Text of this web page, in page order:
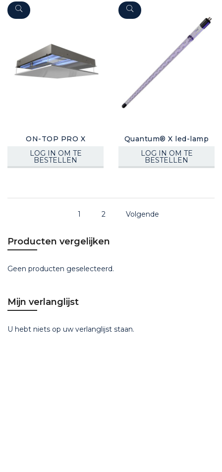
ON-TOP PRO X
LOG IN OM TE
BESTELLEN
Quantum® X led-lamp
LOG IN OM TE
BESTELLEN
1 2 Volgende
Producten vergelijken
Geen producten geselecteerd.
Mijn verlanglijst
U hebt niets op uw verlanglijst staan.